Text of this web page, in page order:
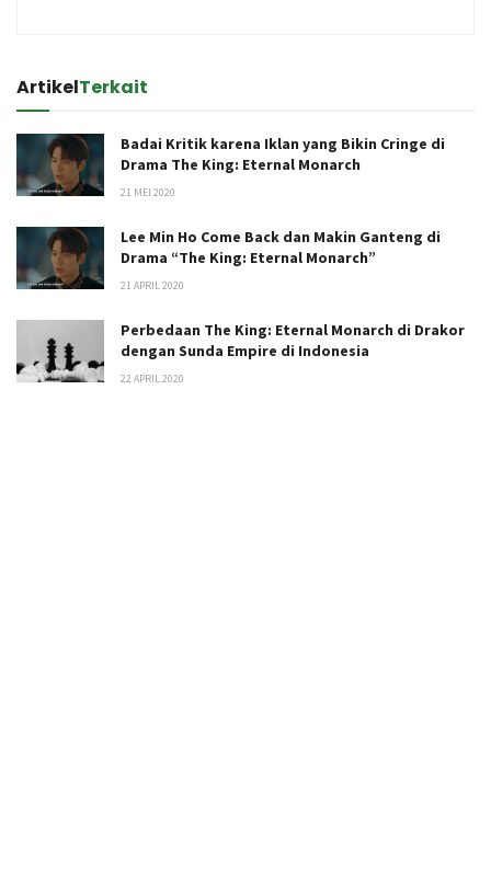
ArtikelTerkait
Badai Kritik karena Iklan yang Bikin Cringe di
Drama The King: Eternal Monarch
21 MEI 2020
Lee Min Ho Come Back dan Makin Ganteng di
Drama “The King: Eternal Monarch”
21 APRIL 2020
Perbedaan The King: Eternal Monarch di Drakor
dengan Sunda Empire di Indonesia
22 APRIL 2020